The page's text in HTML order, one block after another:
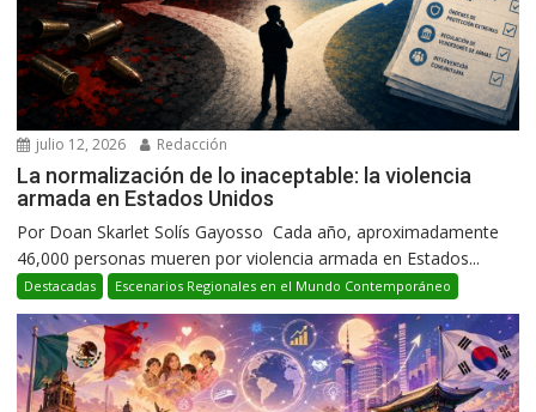
julio 12, 2026 Redacción
La normalización de lo inaceptable: la violencia
armada en Estados Unidos
Por Doan Skarlet Solís Gayosso Cada año, aproximadamente
46,000 personas mueren por violencia armada en Estados...
Destacadas Escenarios Regionales en el Mundo Contemporáneo